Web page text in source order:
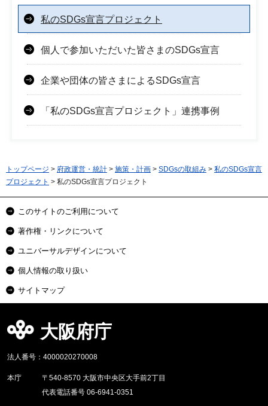
私のSDGs宣言プロジェクト
個人で参加いただいた皆さまのSDGs宣言
企業や団体の皆さまによるSDGs宣言
「私のSDGs宣言プロジェクト」連携事例
トップページ > 府政運営・統計 > 施策・計画 > SDGsの取組み > 私のSDGs宣言
プロジェクト > 私のSDGs宣言プロジェクト
このサイトのご利用について
著作権・リンクについて
ユニバーサルデザインについて
個人情報の取り扱い
サイトマップ
大阪府庁
法人番号：4000020270008
本庁
〒540-8570 大阪市中央区大手前2丁目
代表電話番号 06-6941-0351